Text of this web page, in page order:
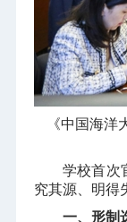
《中国海洋
学校首次
究其源、明得
一、形制